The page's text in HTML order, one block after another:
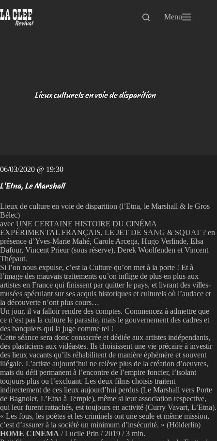
au
contenu
Menu
Lieux culturels en voie de disparition
06/03/2020 @ 19:30
L'Etna, Le Marshall
Lieux de culture en voie de disparition (l’Etna, le Marshall & le Gros
Bélec)
avec UNE CERTAINE HISTOIRE DU CINÉMA
EXPÉRIMENTAL FRANÇAIS, LE JET DE SANG & SQUAT ? en
présence d’Yves-Marie Mahé, Carole Arcega, Hugo Verlinde, Elsa
Dafour, Vincent Prieur (sous réserve), Derek Woolfenden et Vincent
Thépaut.
Si l’on nous expulse, c’est la Culture qu’on met à la porte ! Et à
l’image des mauvais traitements qu’on inflige de plus en plus aux
artistes en France qui finissent par quitter le pays, et livrant des villes-
musées spéculant sur ses acquis historiques et culturels où l’audace et
la découverte n’ont plus cours…
Un jour, il va falloir rendre des comptes. Commencez à admettre que
ce n’est pas la culture le parasite, mais le gouvernement des cadres et
des banquiers qui la juge comme tel !
Cette séance sera donc consacrée et dédiée aux artistes indépendants,
des plasticiens aux vidéastes. Ils choisissent une vie précaire à investir
des lieux vacants qu’ils réhabilitent de manière éphémère et souvent
illégale. L’artiste aujourd’hui ne relève plus de la création d’oeuvres,
mais du défi permanent à l’encontre de l’empire foncier, l’isolant
toujours plus ou l’excluant. Les deux films choisis traitent
indirectement de ces lieux aujourd’hui perdus (Le Marshall vers Porte
de Bagnolet, L’Etna à Temple), même si leur association respective,
qui leur furent rattachés, est toujours en activité (Curry Vavart, L’Etna).
« Les fous, les poètes et les criminels ont une seule et même mission,
c’est d’assurer à la société un minimum d’insécurité. » (Hölderlin)
HOME CINEMA / Lucile Prin / 2019 / 3 min.